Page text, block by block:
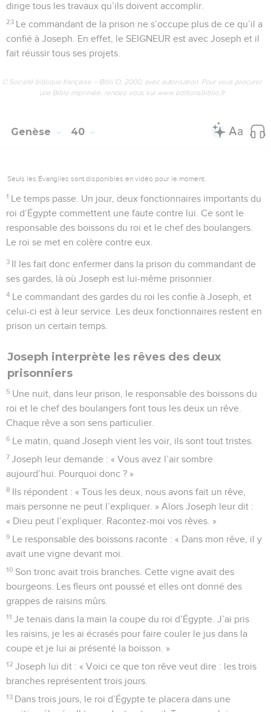
dirige tous les travaux qu’ils doivent accomplir.
23 Le commandant de la prison ne s’occupe plus de ce qu’il a
confié à Joseph. En effet, le SEIGNEUR est avec Joseph et il
fait réussir tous ses projets.
© Société biblique française – Bibli’O, 2000, avec autorisation. Pour vous procurer
une Bible imprimée, rendez-vous sur www.editionsbiblio.fr
Genèse 40
Seuls les Évangiles sont disponibles en vidéo pour le moment.
1 Le temps passe. Un jour, deux fonctionnaires importants du
roi d’Égypte commettent une faute contre lui. Ce sont le
responsable des boissons du roi et le chef des boulangers.
Le roi se met en colère contre eux.
3 Il les fait donc enfermer dans la prison du commandant de
ses gardes, là où Joseph est lui-même prisonnier.
4 Le commandant des gardes du roi les confie à Joseph, et
celui-ci est à leur service. Les deux fonctionnaires restent en
prison un certain temps.
Joseph interprète les rêves des deux
prisonniers
5 Une nuit, dans leur prison, le responsable des boissons du
roi et le chef des boulangers font tous les deux un rêve.
Chaque rêve a son sens particulier.
6 Le matin, quand Joseph vient les voir, ils sont tout tristes.
7 Joseph leur demande : « Vous avez l’air sombre
aujourd’hui. Pourquoi donc ? »
8 Ils répondent : « Tous les deux, nous avons fait un rêve,
mais personne ne peut l’expliquer. » Alors Joseph leur dit :
« Dieu peut l’expliquer. Racontez-moi vos rêves. »
9 Le responsable des boissons raconte : « Dans mon rêve, il y
avait une vigne devant moi.
10 Son tronc avait trois branches. Cette vigne avait des
bourgeons. Les fleurs ont poussé et elles ont donné des
grappes de raisins mûrs.
11 Je tenais dans la main la coupe du roi d’Égypte. J’ai pris
les raisins, je les ai écrasés pour faire couler le jus dans la
coupe et je lui ai présenté la boisson. »
12 Joseph lui dit : « Voici ce que ton rêve veut dire : les trois
branches représentent trois jours.
13 Dans trois jours, le roi d’Égypte te placera dans une